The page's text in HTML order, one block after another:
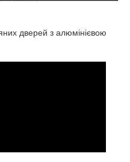
з алюмінієвою